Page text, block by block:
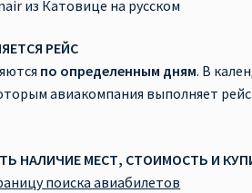
из Катовице на русском
РЕЙС
по определенным дням. В
авиакомпания выполняет
НАЛИЧИЕ МЕСТ, СТОИМОСТЬ И
поиска авиабилетов